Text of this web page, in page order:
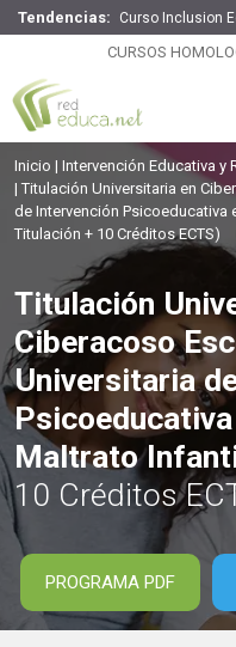
Tendencias: Curso Inclusion
CURSOS
Titulación Universitaria
Universitaria de
Situaciones de Maltrato
250 H 10 ECTS
Inicio
Intervención Educativa
Titulación Universitaria en
de Intervención Psicoeducativa
Titulación + 10 Créditos ECTS)
Titulación
Ciberacoso
Universitaria
Maltrato
10 Créditos
PROGRAMA PDF